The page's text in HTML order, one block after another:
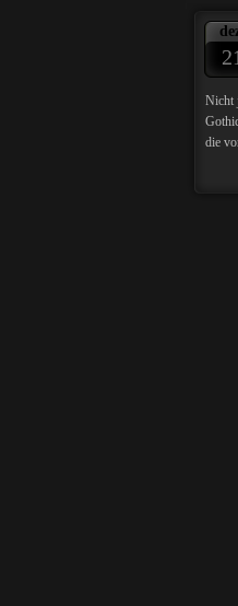
21
Nicht
die